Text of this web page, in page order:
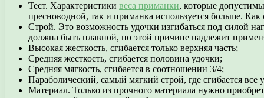
Тест. Характеристики веса приманки, которые
пресноводной, так и приманка используется больше.
Строй. Это возможность удочки изгибаться под силой
должна быть плавной, по этой причине надлежит
Высокая жесткость, сгибается только верхняя часть;
Средняя жесткость, сгибается половина удочки;
Средняя мягкость, сгибается в соотношении 3/4;
Параболический, самый мягкий строй, где сгибается все
Материал. Только из прочного материала нужно